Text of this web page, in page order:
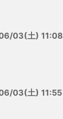
03(土) 11:08
03(土) 11:55